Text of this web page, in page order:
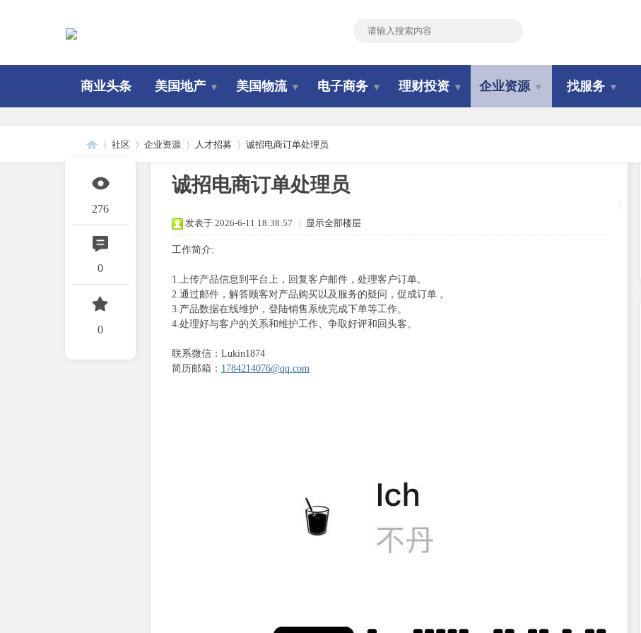
商业头条 美国地产 ▼ 美国物流 ▼ 电子商务 ▼ 理财投资 ▼ 企业资源 ▼ 找服务 ▼
美 »
社区 企业资源 人才招募 诚招电商订单处理员
276
0
0
诚招电商订单处理员
发表于 2026-6-11 18:38:57 | 显示全部楼层
工作简介:
1.上传产品信息到平台上，回复客户邮件，处理客户订单。
2.通过邮件，解答顾客对产品购买以及服务的疑问，促成订单 。
3.产品数据在线维护，登陆销售系统完成下单等工作。
4.处理好与客户的关系和维护工作、争取好评和回头客。
联系微信：Lukin1874
简历邮箱： 1784214076@qq.com